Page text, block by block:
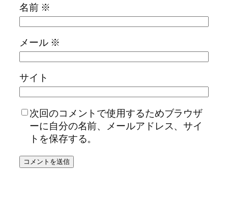
名前 ※
メール ※
サイト
次回のコメントで使用するためブラウザ
ーに自分の名前、メールアドレス、サイ
トを保存する。